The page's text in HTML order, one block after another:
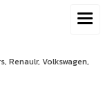
Renaulr, Volkswagen,